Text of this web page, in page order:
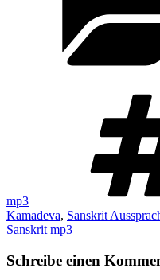
mp3
Kamadeva, Sanskrit
Sanskrit mp3
Schreibe einen